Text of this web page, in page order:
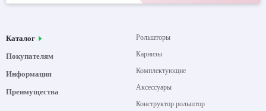
Каталог
Покупателям
Информация
Преимущества
Рольшторы
Карнизы
Комплектующие
Аксессуары
Конструктор рольштор